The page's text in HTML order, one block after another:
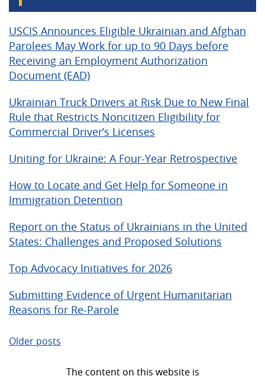
USCIS Announces Eligible Ukrainian and Afghan
Parolees May Work for up to 90 Days before
Receiving an Employment Authorization
Document (EAD)
Ukrainian Truck Drivers at Risk Due to New Final
Rule that Restricts Noncitizen Eligibility for
Commercial Driver’s Licenses
Uniting for Ukraine: A Four-Year Retrospective
How to Locate and Get Help for Someone in
Immigration Detention
Report on the Status of Ukrainians in the United
States: Challenges and Proposed Solutions
Top Advocacy Initiatives for 2026
Submitting Evidence of Urgent Humanitarian
Reasons for Re-Parole
Posts
Older posts
The content on this website is